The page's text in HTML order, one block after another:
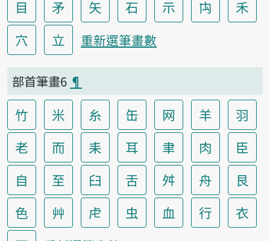
目
矛 矢 石 示 禸
禾
穴
立 重新選筆畫數
部首筆畫6 ¶
竹 米 糸 缶 网 羊
羽
老
而 耒 耳 聿 肉
臣
自
至 臼 舌 舛 舟
艮
色
艸 虍 虫 血 行
衣